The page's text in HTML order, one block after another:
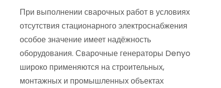
При выполнении сварочных работ в условиях
отсутствия стационарного электроснабжения
особое значение имеет надёжность
оборудования. Сварочные генераторы Denyo
широко применяются на строительных,
монтажных и промышленных объектах